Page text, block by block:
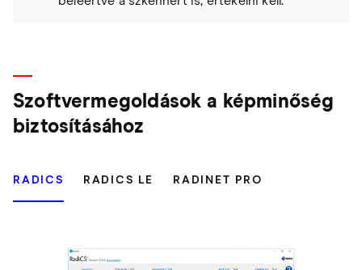
Szoftvermegoldások a képminőség
biztosításához
RADICS RADICS LE RADINET PRO